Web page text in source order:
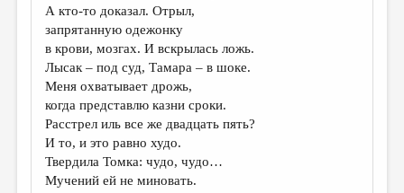
МАЛАЯ ПРОЗА
ЭССЕИСТИКА
ЛИТЕРАТУРОВЕДЕНИЕ
КУЛЬТУРОВЕДЕНИЕ
ПУБЛИЦИСТИКА
РЕЦЕНЗИРОВАНИЕ
А кто-то доказал. Отрыл,
запрятанную одежонку
в крови, мозгах. И вскрылась ложь.
Лысак – под суд, Тамара – в шоке.
Меня охватывает дрожь,
когда представлю казни сроки.
Расстрел иль все же двадцать пять?
И то, и это равно худо.
Твердила Томка: чудо, чудо…
Мучений ей не миновать.